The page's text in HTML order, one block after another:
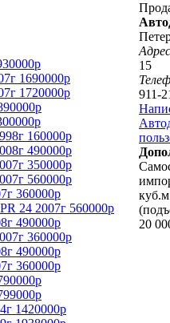
1690000р
1720000р
160000р
490000р
350000р
560000р
360000р
24 2007г 560000р
490000р
360000р
490000р
360000р
1420000р
15
911-
20